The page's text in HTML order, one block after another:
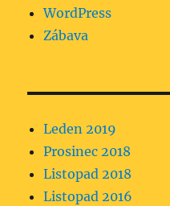
WordPress
Zábava
Leden 2019
Prosinec 2018
Listopad 2018
Listopad 2016